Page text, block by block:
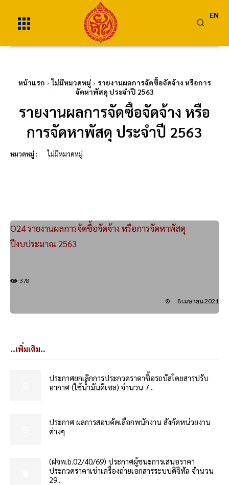
EN
หน้าแรก ไม่มีหมวดหมู่
รายงานผลการจัดซื้อจัดจ้าง หรือการ
จัดหาพัสดุ ประจำปี 2563
รายงานผลการจัดซื้อจัดจ้าง หรือ
การจัดหาพัสดุ ประจำปี 2563
หมวดหมู่ : ไม่มีหมวดหมู่
O24 รายงานผลการจัดซื้อจัดจ้าง หรือการจัดหาพัสดุ
ปีงบประมาณ 2563
378
8 เมษายน 2021
..เพิ่มเติม..
ประกาศยกเลิกการประกวดราคาซื้อรถบัสโดยสารปรับ
อากาศ (ใช้น้ำมันดีเซล) จำนวน 7...
ประกาศ ผลการสอบคัดเลือกพนักงาน สังกัดหน่วยงาน
ต่างๆ
(ฝจพ.b.02/40/69) ประกาศผู้ชนะการเสนอราคา
ประกวดราคาเช่าเครื่องถ่ายเอกสารระบบดิจิทัล จำนวน
29...